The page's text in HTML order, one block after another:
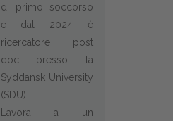
di primo soccorso
e dal 2024 è
ricercatore post
doc presso la
Syddansk University
(SDU).
Lavora a un